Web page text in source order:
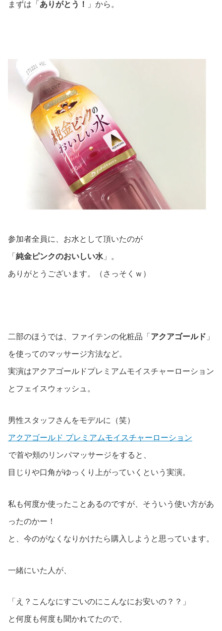
まずは「 ありがとう！ 」から。
参加者全員に、お水として頂いたのが
「 純金ピンクのおいしい水 」。
ありがとうございます。（さっそくｗ）
二部のほうでは、ファイテンの化粧品「 アクアゴールド 」
を使ってのマッサージ方法など。
実演はアクアゴールドプレミアムモイスチャーローション
とフェイスウォッシュ。
男性スタッフさんをモデルに（笑）
アクアゴールド プレミアムモイスチャーローション
で首や頬のリンパマッサージをすると、
目じりや口角がゆっくり上がっていくという実演。
私も何度か使ったことあるのですが、そういう使い方があ
ったのかー！
と、今のがなくなりかけたら購入しようと思っています。
一緒にいた人が、
「え？こんなにすごいのにこんなにお安いの？？」
と何度も何度も聞かれてたので、